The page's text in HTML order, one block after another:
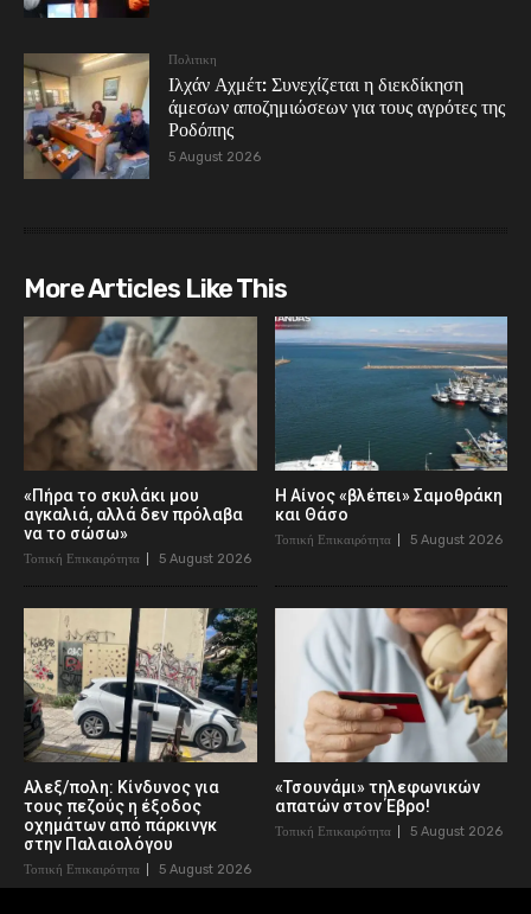
Πολιτικη
Ιλχάν Αχμέτ: Συνεχίζεται η διεκδίκηση
άμεσων αποζημιώσεων για τους αγρότες της
Ροδόπης
5 August 2026
More Articles Like This
«Πήρα το σκυλάκι μου
αγκαλιά, αλλά δεν πρόλαβα
να το σώσω»
Τοπική Επικαιρότητα 5 August 2026
Η Αίνος «βλέπει» Σαμοθράκη
και Θάσο
Τοπική Επικαιρότητα 5 August 2026
Αλεξ/πολη: Κίνδυνος για
τους πεζούς η έξοδος
οχημάτων από πάρκινγκ
στην Παλαιολόγου
Τοπική Επικαιρότητα 5 August 2026
«Τσουνάμι» τηλεφωνικών
απατών στον Έβρο!
Τοπική Επικαιρότητα 5 August 2026